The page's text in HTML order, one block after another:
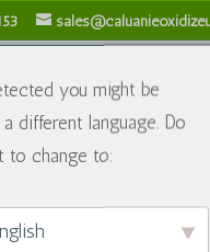
you might be
different language. Do
to change to: